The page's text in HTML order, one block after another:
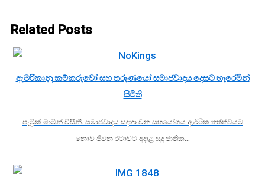
Related Posts
ඇමරිකානු කම්කරුවෝ සහ තරුණයෝ සමාජවාදය දෙසට හැරෙමින්
සිටිති
පැට්‍රික් මාටින් විසිනි. සමාජවාදය සඳහා වන සහයෝගය ආර්ථික තත්ත්වයට
නොව ජීවන රටාවට අදාළ සුදු ජාතික…